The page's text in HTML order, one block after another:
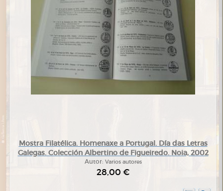
Mostra Filatélica. Homenaxe a Portugal. Día das Letras
Galegas. Colección Albertino de Figueiredo. Noia, 2002
Autor: Varios autores
28,00 €